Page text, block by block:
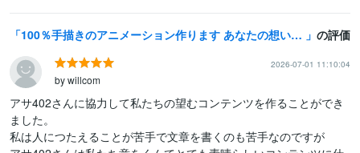
100％手描きのアニメーション作ります あなたの想いに寄り添ったアニメーション動画を作成します の評価
2026-07-01 11:10:04
by willcom
アサ402さんに協力して私たちの望むコンテンツを作ることができ
ました。
私は人につたえることが苦手で文章を書くのも苦手なのですが